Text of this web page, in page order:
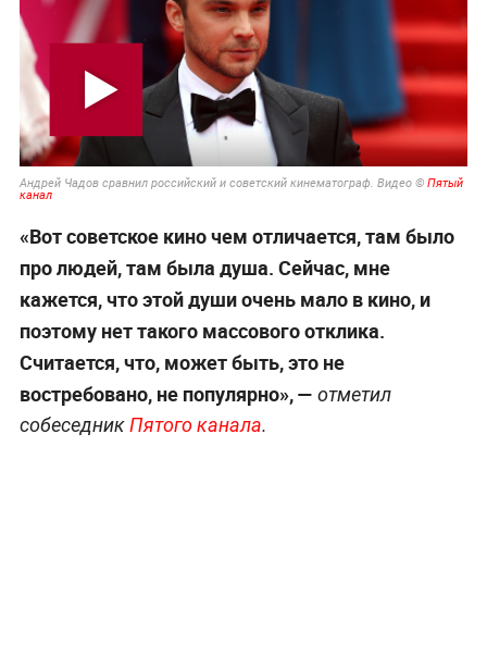
Андрей Чадов сравнил российский и советский кинематограф. Видео © Пятый
канал
«Вот советское кино чем отличается, там было
про людей, там была душа. Сейчас, мне
кажется, что этой души очень мало в кино, и
поэтому нет такого массового отклика.
Считается, что, может быть, это не
востребовано, не популярно», — отметил
собеседникПятого канала.